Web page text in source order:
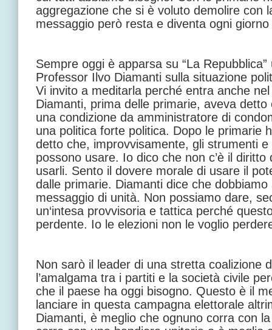
aggregazione che si è voluto demolire con
messaggio però resta e diventa ogni
Sempre oggi è apparsa su “La
Professor Ilvo Diamanti sulla situazione
Vi invito a meditarla perché entra anche
Diamanti, prima delle primarie, aveva
una condizione da amministratore di
una politica forte politica. Dopo le primarie
detto che, improvvisamente, gli strumenti
possono usare. Io dico che non c’è il diritto
usarli. Sento il dovere morale di usare il
dalle primarie. Diamanti dice che
messaggio di unità. Non possiamo dare,
un‘intesa provvisoria e tattica perché
perdente. Io le elezioni non le voglio
Non sarò il leader di una stretta coalizione
l’amalgama tra i partiti e la società civile
che il paese ha oggi bisogno. Questo è il
lanciare in questa campagna elettorale
Diamanti, è meglio che ognuno corra con